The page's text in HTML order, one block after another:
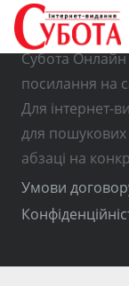
©
Субота
посилання на
Для інтернет-
для
абзаці на
Умови